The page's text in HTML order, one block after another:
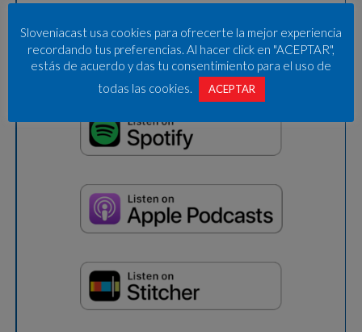
Sloveniacast usa cookies para ofrecerte la mejor experiencia
recordando tus preferencias. Al hacer click en "ACEPTAR",
estás de acuerdo y das tu consentimiento para el uso de
todas las cookies.
ACEPTAR